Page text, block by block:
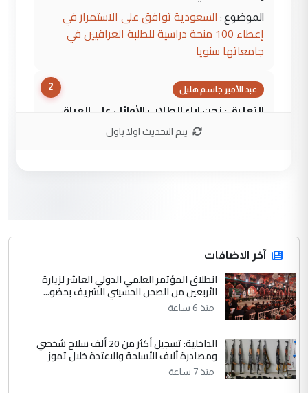
الموضوع : السعودية توافق على الاستمرار في
إعطاء 100 منحة دراسية للطلبة العراقيين في
جامعاتها سنويا
2 عبد الأمير جاسم هليل
التعليق : نحن اباء الطلاب الأوائل على العراق
نتشرف بلقاء السيد احمد الصافي في العتبات
التعليق : قرار مستعجل جدا ولامصلحة فيه
للوزاره ولا للمواطن القرار الصائب يكون بعد
الاستماع للمدير ومغرفة ...
الموضوع :
وزير الصحة يعفي مدير مستشفى الكرخ
العام في بغداد
4 سردار
التعليق : واحد من عصابة علي ماما يسقط
جنسية الرافد الثالث للعراق ومن اصول عريقة
يتم التحديث اولا باول
آخر الاضافات
انطلاق المؤتمر العلمي الدولي العاشر لزيارة
الأربعين من الصحن الحسيني الشريف بحضو...
منذ 6 ساعة
الداخلية: تسجيل أكثر من 20 ألف سلاح شخصي
ومصادرة آلاف الأسلحة والاعتدة خلال تموز
منذ 7 ساعة